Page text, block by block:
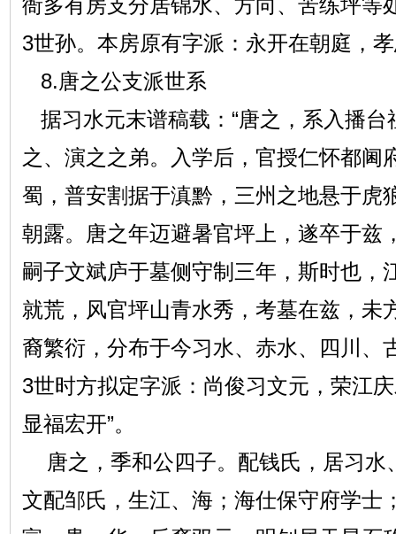
衙多有房支分居锦水、方向、苦练坪等
3世孙。本房原有字派：永开在朝庭，
8.唐之公支派世系
据习水元末谱稿载：“唐之，系入播台
之、演之之弟。入学后，官授仁怀都阃
蜀，普安割据于滇黔，三州之地悬于虎
朝露。唐之年迈避暑官坪上，遂卒于兹
嗣子文斌庐于墓侧守制三年，斯时也，
就荒，风官坪山青水秀，考墓在兹，未
裔繁衍，分布于今习水、赤水、四川、
3世时方拟定字派：尚俊习文元，荣江
显福宏开”。
唐之，季和公四子。配钱氏，居习水
文配邹氏，生江、海；海仕保守府学士